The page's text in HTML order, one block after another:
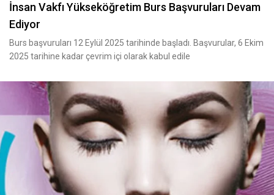
İnsan Vakfı Yükseköğretim Burs Başvuruları Devam
Ediyor
Burs başvuruları 12 Eylül 2025 tarihinde başladı. Başvurular, 6 Ekim
2025 tarihine kadar çevrim içi olarak kabul edile